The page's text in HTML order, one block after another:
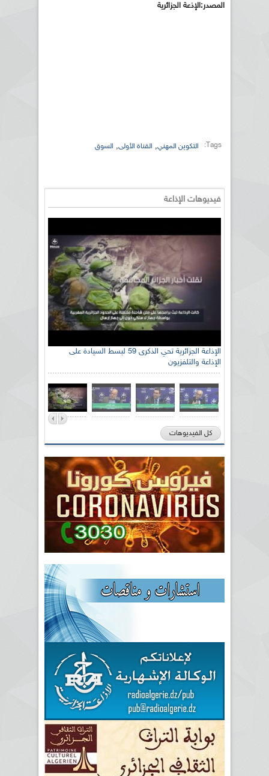
المصدر:الإذعة الجزائرية
Tags: التكوين المهني, القناة الأولى, السوق
فيديوهات الإذاعة
الإذاعة الجزائرية تحي الذكرى 59 لبسط السيادة على
الإذاعة والتلفزيون
كل الفيديوهات